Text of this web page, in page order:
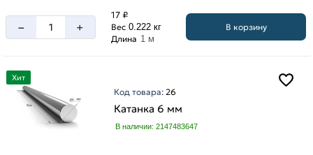
– +
17 ₽
Вес 0.222 кг
Длина 1 м
В корзину
Хит
Код товара: 26
Катанка 6 мм
В наличии: 2147483647